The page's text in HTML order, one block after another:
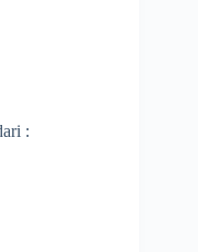
: